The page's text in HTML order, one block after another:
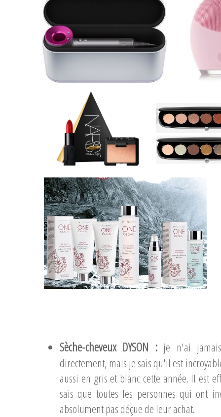
Sèche-cheveux DYSON : je n'ai
directement, mais je sais qu'il est
aussi en gris et blanc cette année. Il est
sais que toutes les personnes qui ont
absolument pas déçue de leur achat.